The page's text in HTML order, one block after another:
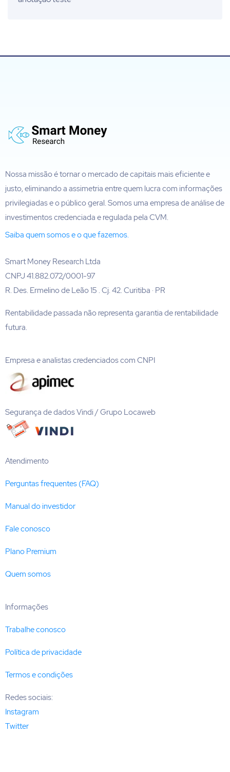
Nossa missão é tornar o mercado de capitais mais eficiente e
justo, eliminando a assimetria entre quem lucra com informações
privilegiadas e o público geral. Somos uma empresa de análise de
investimentos credenciada e regulada pela CVM.
Saiba quem somos e o que fazemos.
Smart Money Research Ltda
CNPJ 41.882.072/0001-97
R. Des. Ermelino de Leão 15 . Cj. 42. Curitiba · PR
Rentabilidade passada não representa garantia de rentabilidade
futura.
Empresa e analistas credenciados com CNPI
Segurança de dados Vindi / Grupo Locaweb
Atendimento
Perguntas frequentes (FAQ)
Manual do investidor
Fale conosco
Plano Premium
Quem somos
Informações
Trabalhe conosco
Política de privacidade
Termos e condições
Redes sociais:
Instagram
Twitter